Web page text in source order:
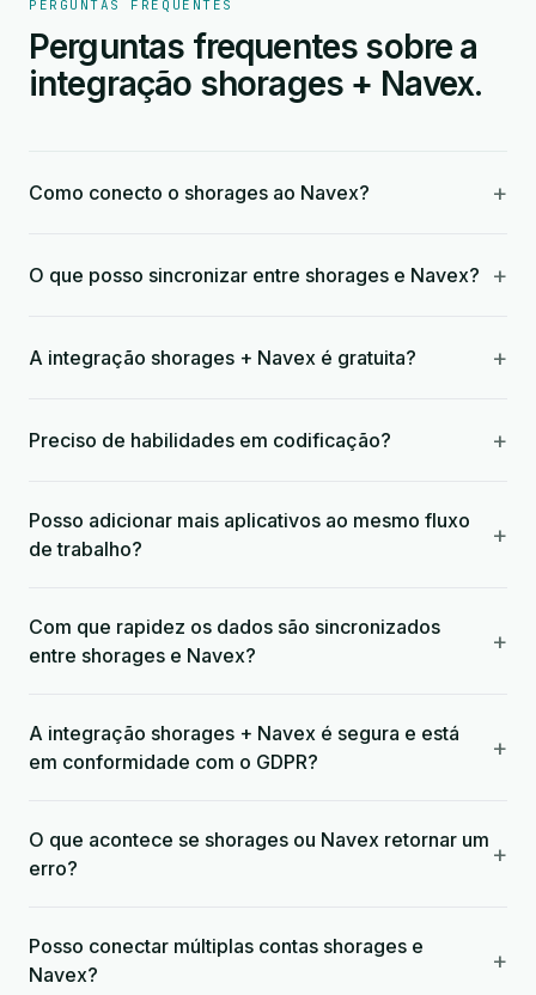
PERGUNTAS FREQUENTES
Perguntas frequentes sobre a
integração shorages + Navex.
Como conecto o shorages ao Navex? +
O que posso sincronizar entre shorages e Navex? +
A integração shorages + Navex é gratuita? +
Preciso de habilidades em codificação? +
Posso adicionar mais aplicativos ao mesmo fluxo
de trabalho?
+
Com que rapidez os dados são sincronizados
entre shorages e Navex?
+
A integração shorages + Navex é segura e está
em conformidade com o GDPR?
+
O que acontece se shorages ou Navex retornar um
erro?
+
Posso conectar múltiplas contas shorages e
Navex?
+